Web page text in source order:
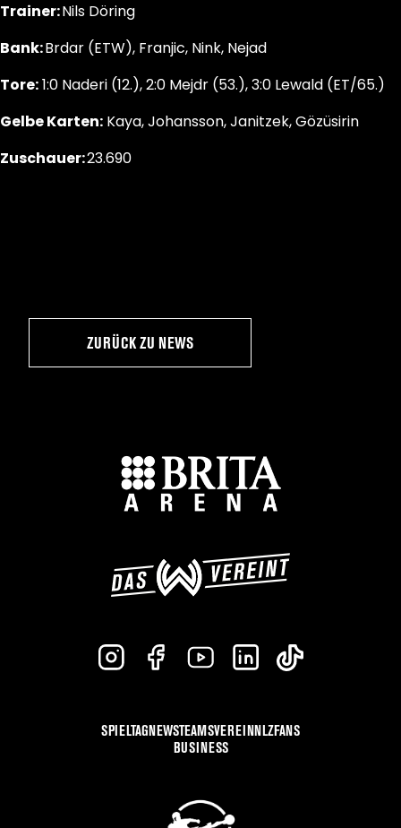
Trainer:Nils Döring
Bank:Brdar (ETW), Franjic, Nink, Nejad
Tore:1:0 Naderi (12.), 2:0 Mejdr (53.), 3:0 Lewald (ET/65.)
Gelbe Karten: Kaya, Johansson, Janitzek, Gözüsirin
Zuschauer:23.690
ZURÜCK ZU NEWS
SPIELTAGNEWSTEAMSVEREINNLZFANS
BUSINESS